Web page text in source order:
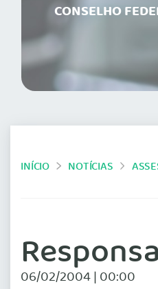
CONSELHO
INÍCIO NOTÍCIAS
06/02/2004 | 00:00